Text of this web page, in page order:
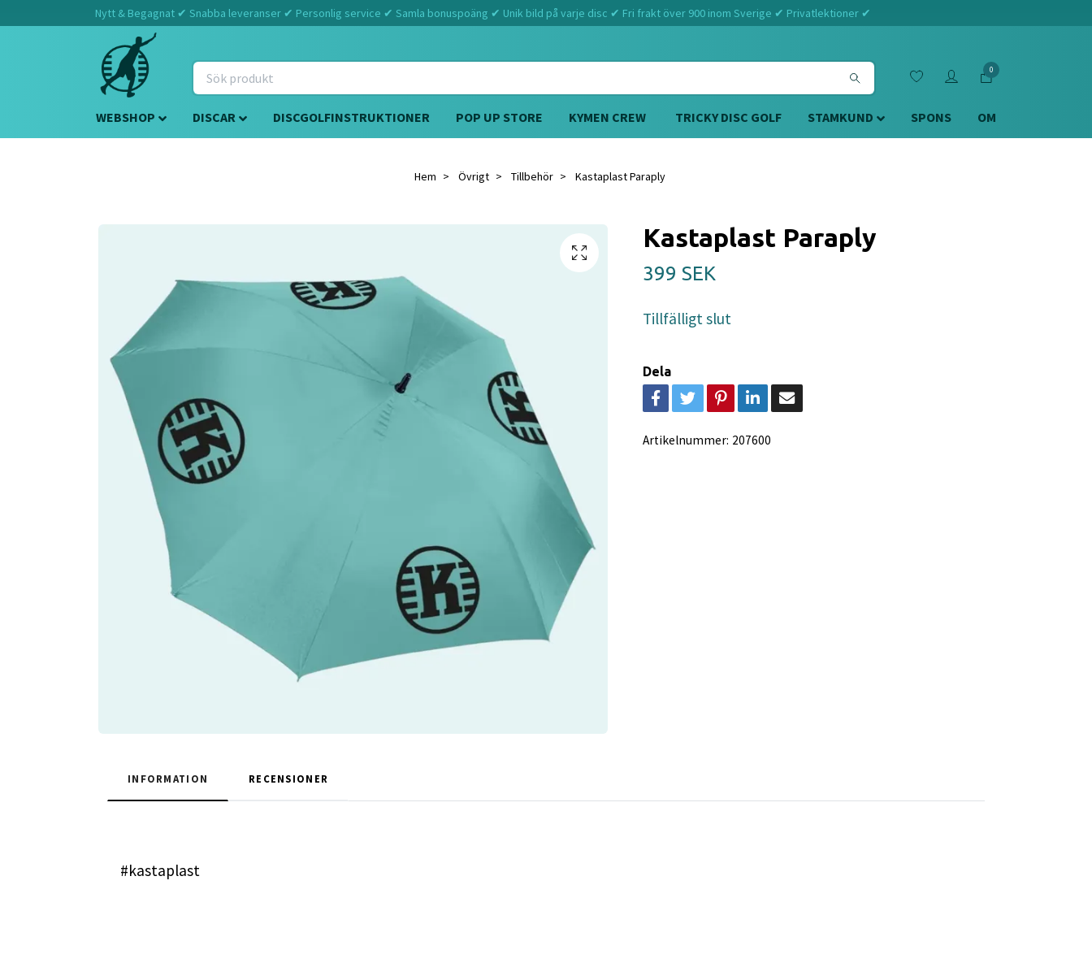
Nytt & Begagnat ✔ Snabba leveranser ✔ Personlig service ✔ Samla bonuspoäng ✔ Unik bild på varje disc ✔ Fri frakt över 900 inom Sverige ✔ Privatlektioner ✔
0
WEBSHOP DISCAR DISCGOLFINSTRUKTIONER POP UP STORE KYMEN CREW TRICKY DISC GOLF STAMKUND SPONS OM
Hem Övrigt Tillbehör Kastaplast Paraply
Kastaplast Paraply
399 SEK
Tillfälligt slut
Dela
Artikelnummer: 207600
INFORMATION RECENSIONER
#kastaplast